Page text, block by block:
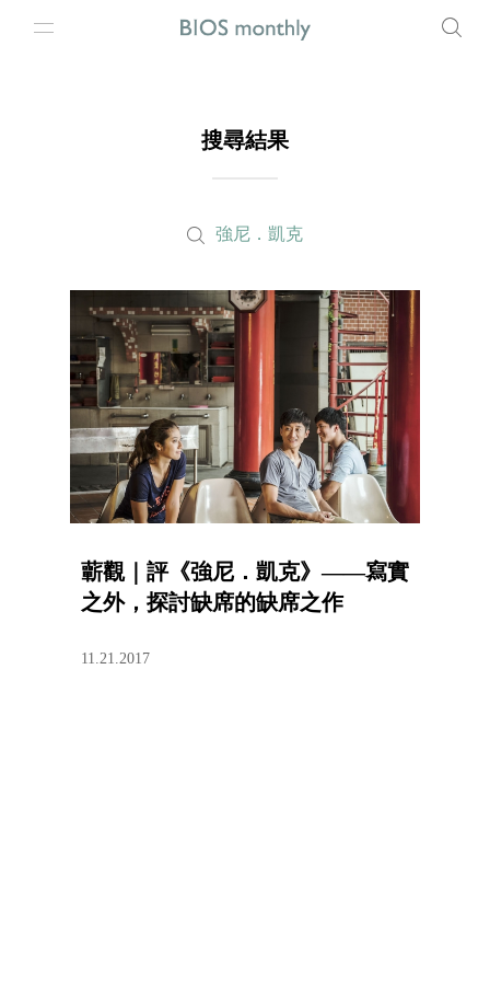
搜尋結果
強尼．凱克
蘄觀｜評《強尼．凱克》——寫實
之外，探討缺席的缺席之作
11.21.2017